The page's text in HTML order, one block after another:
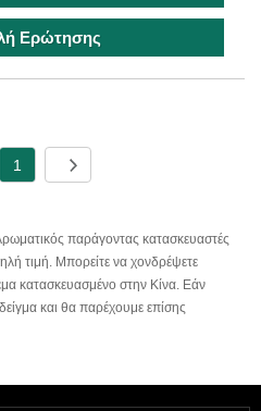
Ερώτησης
1
παράγοντας κατασκευαστές
τιμή. Μπορείτε να χονδρέψετε
κατασκευασμένο στην Κίνα. Εάν
και θα παρέχουμε επίσης